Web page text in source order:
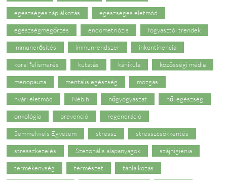
egészséges táplálkozás egészséges életmód
egészségmegőrzés endometriózis fogyasztói trendek
immunerősítés immunrendszer inkontinencia
korai felismerés kutatás kánikula közösségi média
menopauza mentális egészség mozgás
nyári életmód Nébih nőgyógyászat női egészség
onkológia prevenció regeneráció
Semmelweis Egyetem stressz stresszcsökkentés
stresszkezelés Szezonális alapanyagok szájhigiénia
termékenység természet táplálkozás